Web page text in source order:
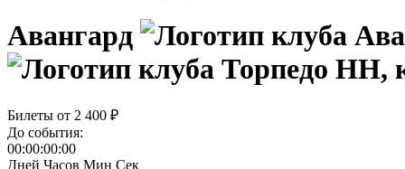
Авангард
Билеты от 2 400 ₽
До события:
00:00:00:00
Дней Часов Мин Сек